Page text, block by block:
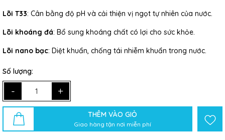
Lõi T33: Cân bằng độ pH và cải thiện vị ngọt tự nhiên của nước.
Lõi khoáng đá: Bổ sung khoáng chất có lợi cho sức khỏe.
Lõi nano bạc: Diệt khuẩn, chống tái nhiễm khuẩn trong nước.
Số lượng:
- +
THÊM VÀO GIỎ
Giao hàng tận nơi miễn phí